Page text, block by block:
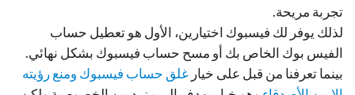
تجربة مريحة.
لذلك يوفر لك فيسبوك اختيارين، الأول هو تعطيل حساب
الفيس بوك الخاص بك أو مسح حساب فيسبوك بشكل نهائي.
بينما تعرفنا من قبل على خيار غلق حساب فيسبوك ومنع رؤيته